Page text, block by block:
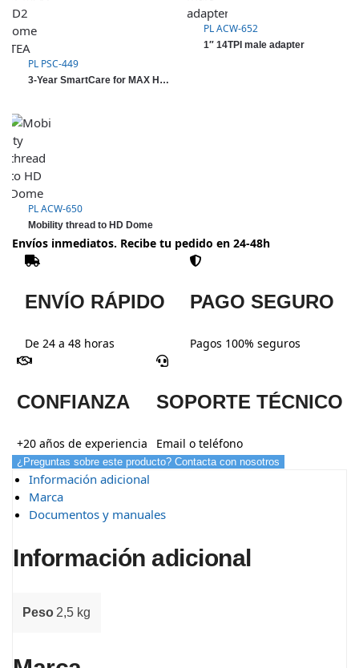
PL PSC-449
3-Year SmartCare for MAX HD2 Dome LTEA
PL ACW-652
1″ 14TPI male adapter
PL ACW-650
Mobility thread to HD Dome
Envíos inmediatos. Recibe tu pedido en 24-48h
ENVÍO RÁPIDO
De 24 a 48 horas
PAGO SEGURO
Pagos 100% seguros
CONFIANZA
+20 años de experiencia
SOPORTE TÉCNICO
Email o teléfono
¿Preguntas sobre este producto? Contacta con nosotros
Información adicional
Marca
Documentos y manuales
Información adicional
Peso 2,5 kg